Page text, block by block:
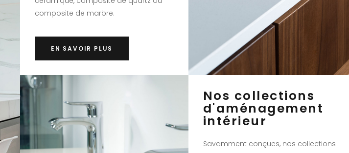
composite de marbre.
EN SAVOIR PLUS
Nos collections
d'aménagement
intérieur
Savamment conçues, nos collections